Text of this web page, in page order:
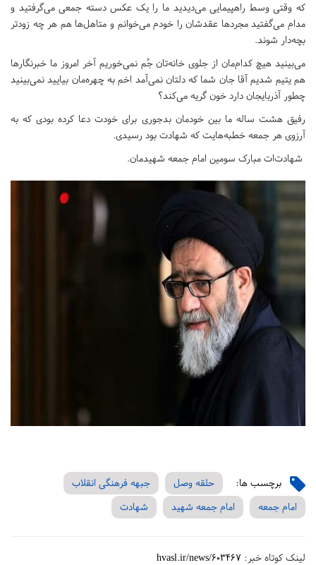
که وقتی وسط راهپیمایی می‌دیدید ما را یک عکس دسته جمعی می‌گرفتید و
مدام می‌گفتید مجردها عقدشان را خودم می‌خوانم و متاهل‌ها هم هر چه زودتر
بچه‌دار شوند.
می‌بینید هیچ کدام‌مان از جلوی خانه‌تان جُم نمی‌خوریم آخر امروز ما خبرنگارها
هم یتیم شدیم آقا جان شما که دلتان نمی‌آمد اخم به چهره‌مان بیایید نمی‌بینید
چطور آذربایجان دارد خون گریه می‌کند؟
رفیق هشت ساله ما بین خودمان بدجوری برای خودت دعا کرده بودی که به
آرزوی هر جمعه خطبه‌هایت که شهادت بود رسیدی.
شهادت‌ات مبارک سومین امام جمعه شهیدمان.
برچسب ها: حلقه وصل
جبهه فرهنگی انقلاب
امام جمعه
امام جمعه شهید شهادت
لینک کوتاه خبر: hvasl.ir/news/603467